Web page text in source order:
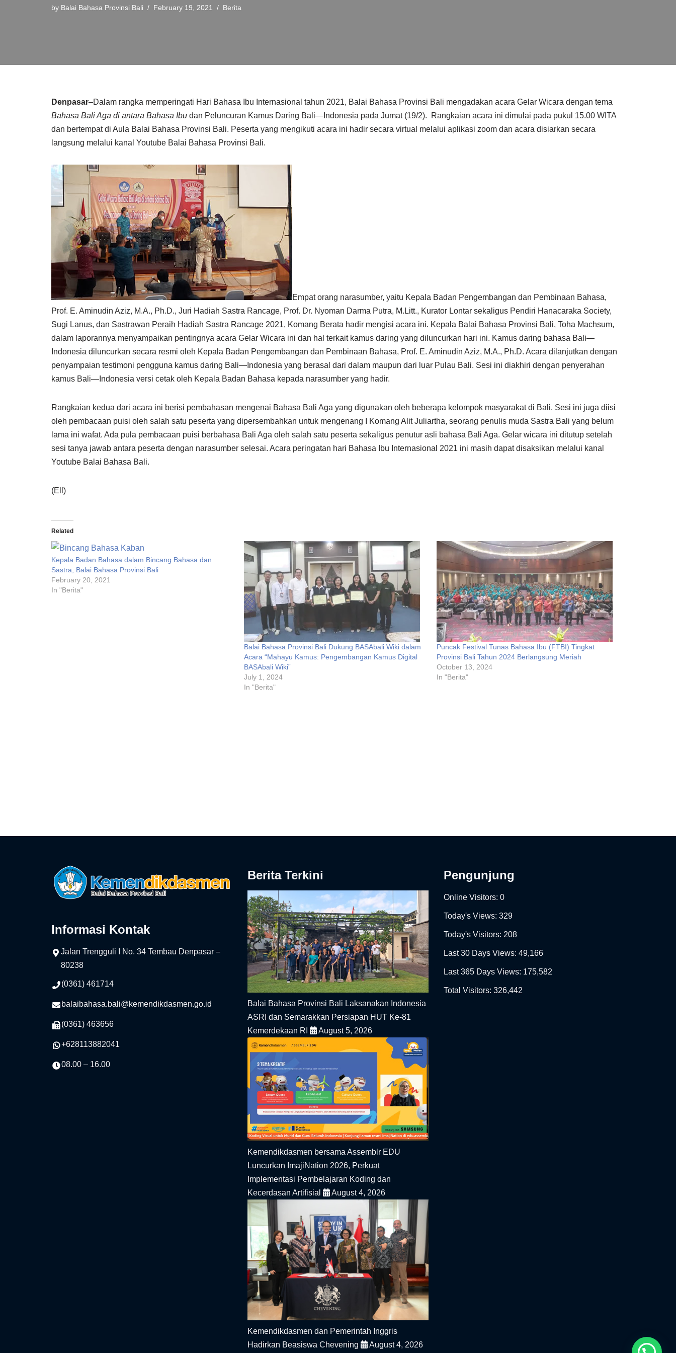
by Balai Bahasa Provinsi Bali February 19, 2021 Berita
Denpasar–Dalam rangka memperingati Hari Bahasa Ibu Internasional tahun 2021, Balai Bahasa Provinsi Bali mengadakan acara Gelar Wicara dengan tema
Bahasa Bali Aga di antara Bahasa Ibu dan Peluncuran Kamus Daring Bali—Indonesia pada Jumat (19/2). Rangkaian acara ini dimulai pada pukul 15.00 WITA
dan bertempat di Aula Balai Bahasa Provinsi Bali. Peserta yang mengikuti acara ini hadir secara virtual melalui aplikasi zoom dan acara disiarkan secara
langsung melalui kanal Youtube Balai Bahasa Provinsi Bali.
Empat orang narasumber, yaitu Kepala Badan Pengembangan dan Pembinaan Bahasa,
Prof. E. Aminudin Aziz, M.A., Ph.D., Juri Hadiah Sastra Rancage, Prof. Dr. Nyoman Darma Putra, M.Litt., Kurator Lontar sekaligus Pendiri Hanacaraka Society,
Sugi Lanus, dan Sastrawan Peraih Hadiah Sastra Rancage 2021, Komang Berata hadir mengisi acara ini. Kepala Balai Bahasa Provinsi Bali, Toha Machsum,
dalam laporannya menyampaikan pentingnya acara Gelar Wicara ini dan hal terkait kamus daring yang diluncurkan hari ini. Kamus daring bahasa Bali—
Indonesia diluncurkan secara resmi oleh Kepala Badan Pengembangan dan Pembinaan Bahasa, Prof. E. Aminudin Aziz, M.A., Ph.D. Acara dilanjutkan dengan
penyampaian testimoni pengguna kamus daring Bali—Indonesia yang berasal dari dalam maupun dari luar Pulau Bali. Sesi ini diakhiri dengan penyerahan
kamus Bali—Indonesia versi cetak oleh Kepala Badan Bahasa kepada narasumber yang hadir.
Rangkaian kedua dari acara ini berisi pembahasan mengenai Bahasa Bali Aga yang digunakan oleh beberapa kelompok masyarakat di Bali. Sesi ini juga diisi
oleh pembacaan puisi oleh salah satu peserta yang dipersembahkan untuk mengenang I Komang Alit Juliartha, seorang penulis muda Sastra Bali yang belum
lama ini wafat. Ada pula pembacaan puisi berbahasa Bali Aga oleh salah satu peserta sekaligus penutur asli bahasa Bali Aga. Gelar wicara ini ditutup setelah
sesi tanya jawab antara peserta dengan narasumber selesai. Acara peringatan hari Bahasa Ibu Internasional 2021 ini masih dapat disaksikan melalui kanal
Youtube Balai Bahasa Bali.
(Ell)
Related
Kepala Badan Bahasa dalam Bincang Bahasa dan
Sastra, Balai Bahasa Provinsi Bali
February 20, 2021
In "Berita"
Balai Bahasa Provinsi Bali Dukung BASAbali Wiki dalam
Acara “Mahayu Kamus: Pengembangan Kamus Digital
BASAbali Wiki”
July 1, 2024
In "Berita"
Puncak Festival Tunas Bahasa Ibu (FTBI) Tingkat
Provinsi Bali Tahun 2024 Berlangsung Meriah
October 13, 2024
In "Berita"
Informasi Kontak
Jalan Trengguli I No. 34 Tembau Denpasar –
80238
(0361) 461714
balaibahasa.bali@kemendikdasmen.go.id
(0361) 463656
+628113882041
08.00 – 16.00
Berita Terkini
Balai Bahasa Provinsi Bali Laksanakan Indonesia
ASRI dan Semarakkan Persiapan HUT Ke-81
Kemerdekaan RI
August 5, 2026
Kemendikdasmen bersama Assemblr EDU
Luncurkan ImajiNation 2026, Perkuat
Implementasi Pembelajaran Koding dan
Kecerdasan Artifisial
August 4, 2026
Kemendikdasmen dan Pemerintah Inggris
Hadirkan Beasiswa Chevening
August 4, 2026
Pengunjung
Online Visitors: 0
Today's Views: 329
Today's Visitors: 208
Last 30 Days Views: 49,166
Last 365 Days Views: 175,582
Total Visitors: 326,442